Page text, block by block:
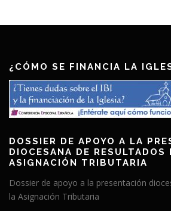
¿CÓMO SE FINANCIA LA
DOSSIER DE APOYO A LA
DIOCESANA DE RESULTADOS
ASIGNACIÓN TRIBUTARIA
Dossier de apoyo a la presentación
la Asignación Tributaria